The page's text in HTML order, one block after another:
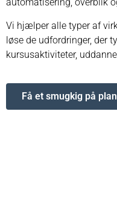
Vi hjælper alle typer af
løse de udfordringer, der
kursusaktiviteter,
Få et smugkig på